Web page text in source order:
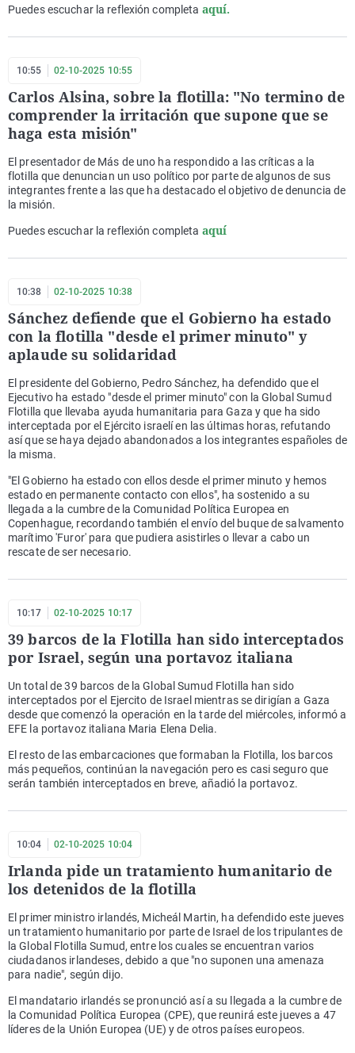
Puedes escuchar la reflexión completa aquí.
10:55 02-10-2025 10:55
Carlos Alsina, sobre la flotilla: "No termino de
comprender la irritación que supone que se
haga esta misión"
El presentador de Más de uno ha respondido a las críticas a la
flotilla que denuncian un uso político por parte de algunos de sus
integrantes frente a las que ha destacado el objetivo de denuncia de
la misión.
Puedes escuchar la reflexión completa aquí
10:38 02-10-2025 10:38
Sánchez defiende que el Gobierno ha estado
con la flotilla "desde el primer minuto" y
aplaude su solidaridad
El presidente del Gobierno, Pedro Sánchez, ha defendido que el
Ejecutivo ha estado "desde el primer minuto" con la Global Sumud
Flotilla que llevaba ayuda humanitaria para Gaza y que ha sido
interceptada por el Ejército israelí en las últimas horas, refutando
así que se haya dejado abandonados a los integrantes españoles de
la misma.
"El Gobierno ha estado con ellos desde el primer minuto y hemos
estado en permanente contacto con ellos", ha sostenido a su
llegada a la cumbre de la Comunidad Política Europea en
Copenhague, recordando también el envío del buque de salvamento
marítimo 'Furor' para que pudiera asistirles o llevar a cabo un
rescate de ser necesario.
10:17 02-10-2025 10:17
39 barcos de la Flotilla han sido interceptados
por Israel, según una portavoz italiana
Un total de 39 barcos de la Global Sumud Flotilla han sido
interceptados por el Ejercito de Israel mientras se dirigían a Gaza
desde que comenzó la operación en la tarde del miércoles, informó a
EFE la portavoz italiana Maria Elena Delia.
El resto de las embarcaciones que formaban la Flotilla, los barcos
más pequeños, continúan la navegación pero es casi seguro que
serán también interceptados en breve, añadió la portavoz.
10:04 02-10-2025 10:04
Irlanda pide un tratamiento humanitario de
los detenidos de la flotilla
El primer ministro irlandés, Micheál Martin, ha defendido este jueves
un tratamiento humanitario por parte de Israel de los tripulantes de
la Global Flotilla Sumud, entre los cuales se encuentran varios
ciudadanos irlandeses, debido a que "no suponen una amenaza
para nadie", según dijo.
El mandatario irlandés se pronunció así a su llegada a la cumbre de
la Comunidad Política Europea (CPE), que reunirá este jueves a 47
líderes de la Unión Europea (UE) y de otros países europeos.